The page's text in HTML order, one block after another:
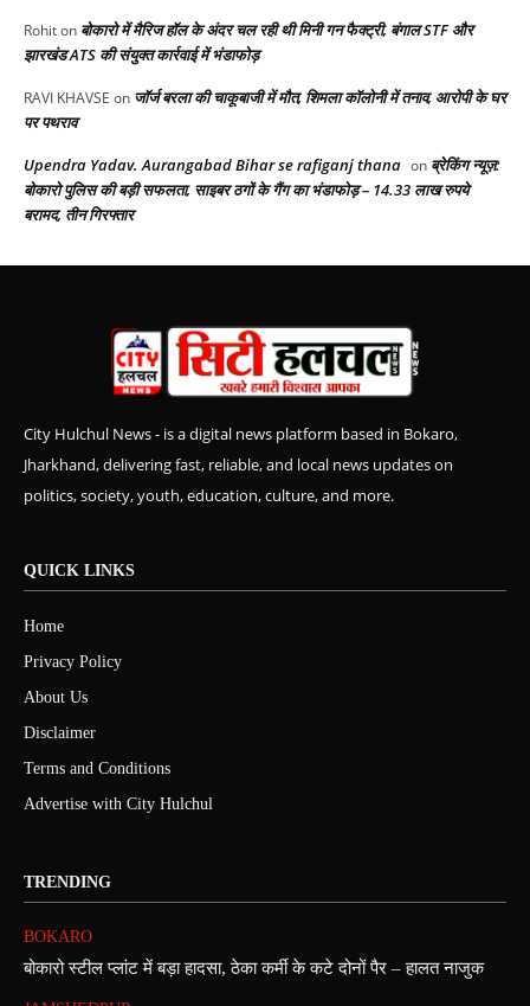
Rohiton बोकारो में मैरिज हॉल के अंदर चल रही थी मिनी गन फैक्ट्री, बंगाल STF और
झारखंड ATS की संयुक्त कार्रवाई में भंडाफोड़
RAVI KHAVSE on जॉर्ज बरला की चाकूबाजी में मौत, शिमला कॉलोनी में तनाव, आरोपी के घर
पर पथराव
Upendra Yadav. Aurangabad Bihar se rafiganj thana on ब्रेकिंग न्यूज़:
बोकारो पुलिस की बड़ी सफलता, साइबर ठगों के गैंग का भंडाफोड़ – 14.33 लाख रुपये
बरामद, तीन गिरफ्तार
City Hulchul News - is a digital news platform based in Bokaro,
Jharkhand, delivering fast, reliable, and local news updates on
politics, society, youth, education, culture, and more.
QUICK LINKS
Home
Privacy Policy
About Us
Disclaimer
Terms and Conditions
Advertise with City Hulchul
TRENDING
BOKARO
बोकारो स्टील प्लांट में बड़ा हादसा, ठेका कर्मी के कटे दोनों पैर – हालत नाजुक